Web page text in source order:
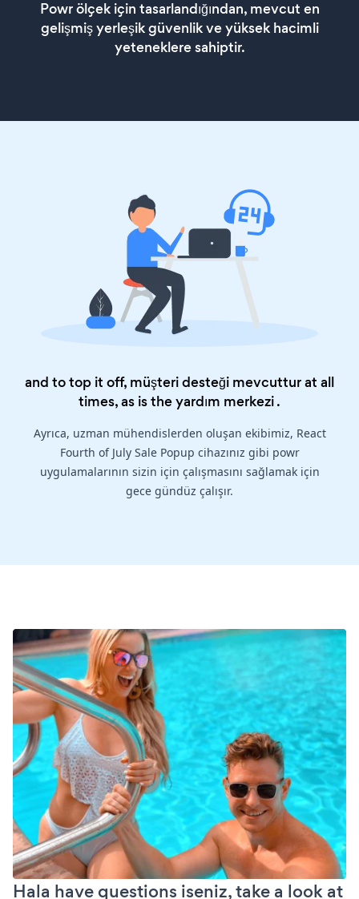
Powr ölçek için tasarlandığından, mevcut en
gelişmiş yerleşik güvenlik ve yüksek hacimli
yeteneklere sahiptir.
and to top it off, müşteri desteği mevcuttur at all
times, as is theyardım merkezi.
Ayrıca, uzman mühendislerden oluşan ekibimiz, React
Fourth of July Sale Popup cihazınız gibi powr
uygulamalarının sizin için çalışmasını sağlamak için
gece gündüz çalışır.
Hala have questions iseniz, take a look at